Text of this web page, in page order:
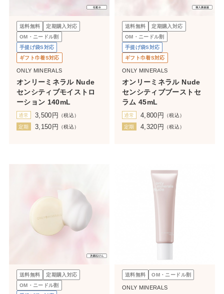
送料無料
定期購入対応
OM・ニードル割
手提げ袋S対応
ギフト巾着S対応
ONLY MINERALS
オンリーミネラル Nude
センシティブモイストロ
ーション 140mL
通常 3,500 円 （税込）
定期 3,150 円 （税込）
送料無料
定期購入対応
OM・ニードル割
手提げ袋S対応
ギフト巾着S対応
ONLY MINERALS
オンリーミネラル Nude
センシティブブーストセ
ラム 45mL
通常 4,800 円 （税込）
定期 4,320 円 （税込）
送料無料
定期購入対応
OM・ニードル割
送料無料 OM・ニードル割
ONLY MINERALS